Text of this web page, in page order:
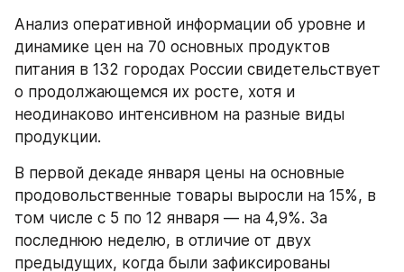
Анализ оперативной информации об уровне и
динамике цен на 70 основных продуктов
питания в 132 городах России свидетельствует
о продолжающемся их росте, хотя и
неодинаково интенсивном на разные виды
продукции.
В первой декаде января цены на основные
продовольственные товары выросли на 15%, в
том числе с 5 по 12 января — на 4,9%. За
последнюю неделю, в отличие от двух
предыдущих, когда были зафиксированы